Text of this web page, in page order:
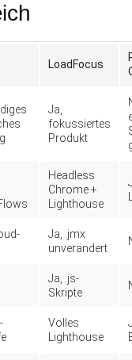
LoadFocus
Ja,
fokussiertes
Produkt
Headless
Chrome +
Lighthouse
Ja, .jmx
unverändert
Ja, .js-
Skripte
Volles
Lighthouse